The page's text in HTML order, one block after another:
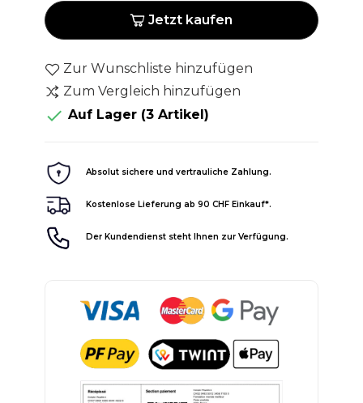
Jetzt kaufen
Zur Wunschliste hinzufügen
Zum Vergleich hinzufügen
 Auf Lager (3 Artikel)
Absolut sichere und vertrauliche Zahlung.
Kostenlose Lieferung ab 90 CHF Einkauf*.
Der Kundendienst steht Ihnen zur Verfügung.